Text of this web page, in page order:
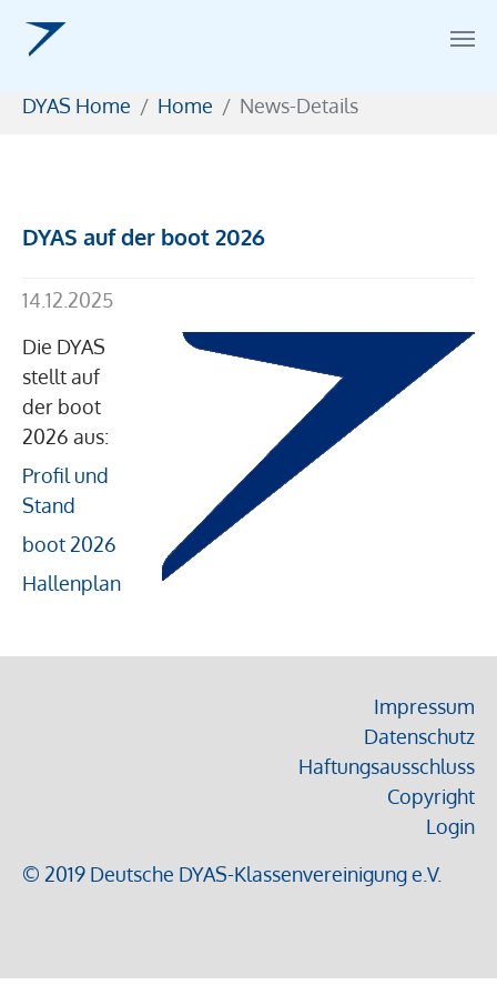
DYAS Home Home News-Details
DYAS auf der boot 2026
14.12.2025
Die DYAS
stellt auf
der boot
2026 aus:
Profil und
Stand
boot 2026
Hallenplan
Impressum
Datenschutz
Haftungsausschluss
Copyright
Login
© 2019 Deutsche DYAS-Klassenvereinigung e.V.